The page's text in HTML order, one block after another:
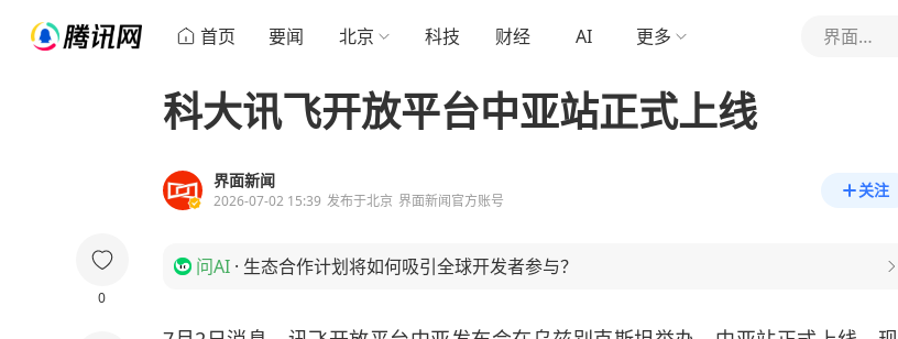
首页 要闻 北京 科技 财经 AI 更多 界面新闻
0
科大讯飞开放平台中亚站正式上线
界面新闻
2026-07-02 15:39 发布于北京 界面新闻官方账号
关注
问AI · 生态合作计划将如何吸引全球开发者参与？